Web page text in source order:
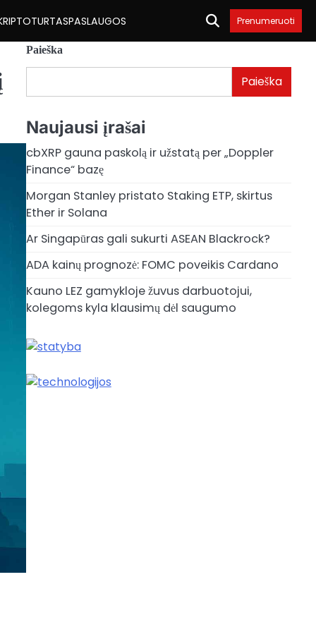
PASLAUGOS Prenumeruoti
Paieška
Paieška
Naujausi įrašai
cbXRP gauna paskolą ir užstatą per „Doppler
Finance“ bazę
Morgan Stanley pristato Staking ETP, skirtus
Ether ir Solana
Ar Singapūras gali sukurti ASEAN Blackrock?
ADA kainų prognozė: FOMC poveikis Cardano
Kauno LEZ gamykloje žuvus darbuotojui,
kolegoms kyla klausimų dėl saugumo